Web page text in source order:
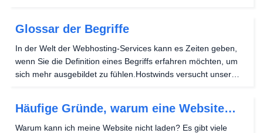
Websites...
Glossar der Begriffe
In der Welt der Webhosting-Services kann es Zeiten geben,
wenn Sie die Definition eines Begriffs erfahren möchten, um
sich mehr ausgebildet zu fühlen.Hostwinds versucht unser
Häufige Gründe, warum eine Website
nicht geladen wird
Warum kann ich meine Website nicht laden? Es gibt viele